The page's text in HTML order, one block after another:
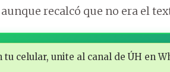
recalcó que no era el
tu celular, unite al canal de ÚH en